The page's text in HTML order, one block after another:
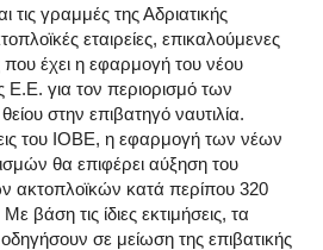
τις γραμμές της Αδριατικής
εταιρείες, επικαλούμενες
έχει η εφαρμογή του νέου
Ε.Ε. για τον περιορισμό των
στην επιβατηγό ναυτιλία.
του ΙΟΒΕ, η εφαρμογή των νέων
θα επιφέρει αύξηση του
ακτοπλοϊκών κατά περίπου 320
βάση τις ίδιες εκτιμήσεις, τα
σε μείωση της επιβατικής